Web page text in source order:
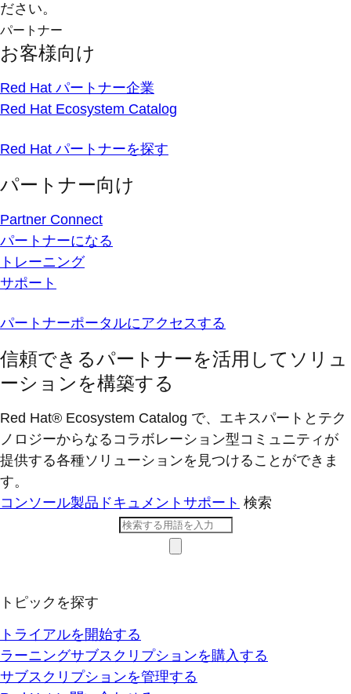
ださい。
パートナー
お客様向け
Red Hat パートナー企業
Red Hat Ecosystem Catalog
Red Hat パートナーを探す
パートナー向け
Partner Connect
パートナーになる
トレーニング
サポート
パートナーポータルにアクセスする
信頼できるパートナーを活用してソリュ
ーションを構築する
Red Hat® Ecosystem Catalog で、エキスパートとテク
ノロジーからなるコラボレーション型コミ​ュニティが
提供する各種ソリューションを見つけることができま
す。
コンソール製品ドキュメント サポート 検索
トピックを探す
トライアルを開始する
ラーニングサブスクリプションを購入する
サブスクリプションを管理する